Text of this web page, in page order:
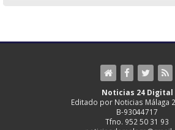
Noticias 24 Digital
Editado por Noticias Málaga
B-93044717
Tfno. 952 50 31 93